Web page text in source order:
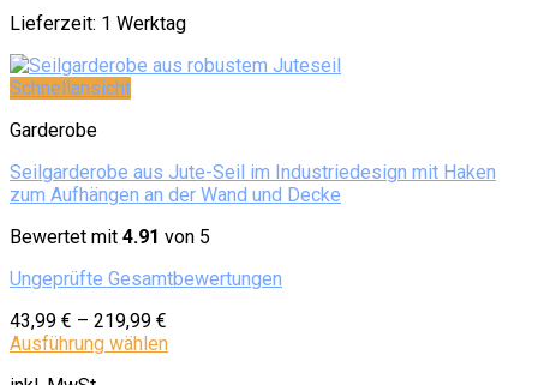
Lieferzeit: 1 Werktag
Schnellansicht
Garderobe
Seilgarderobe aus Jute-Seil im Industriedesign mit Haken
zum Aufhängen an der Wand und Decke
Bewertet mit 4.91 von 5
Ungeprüfte Gesamtbewertungen
43,99 € – 219,99 €
Ausführung wählen